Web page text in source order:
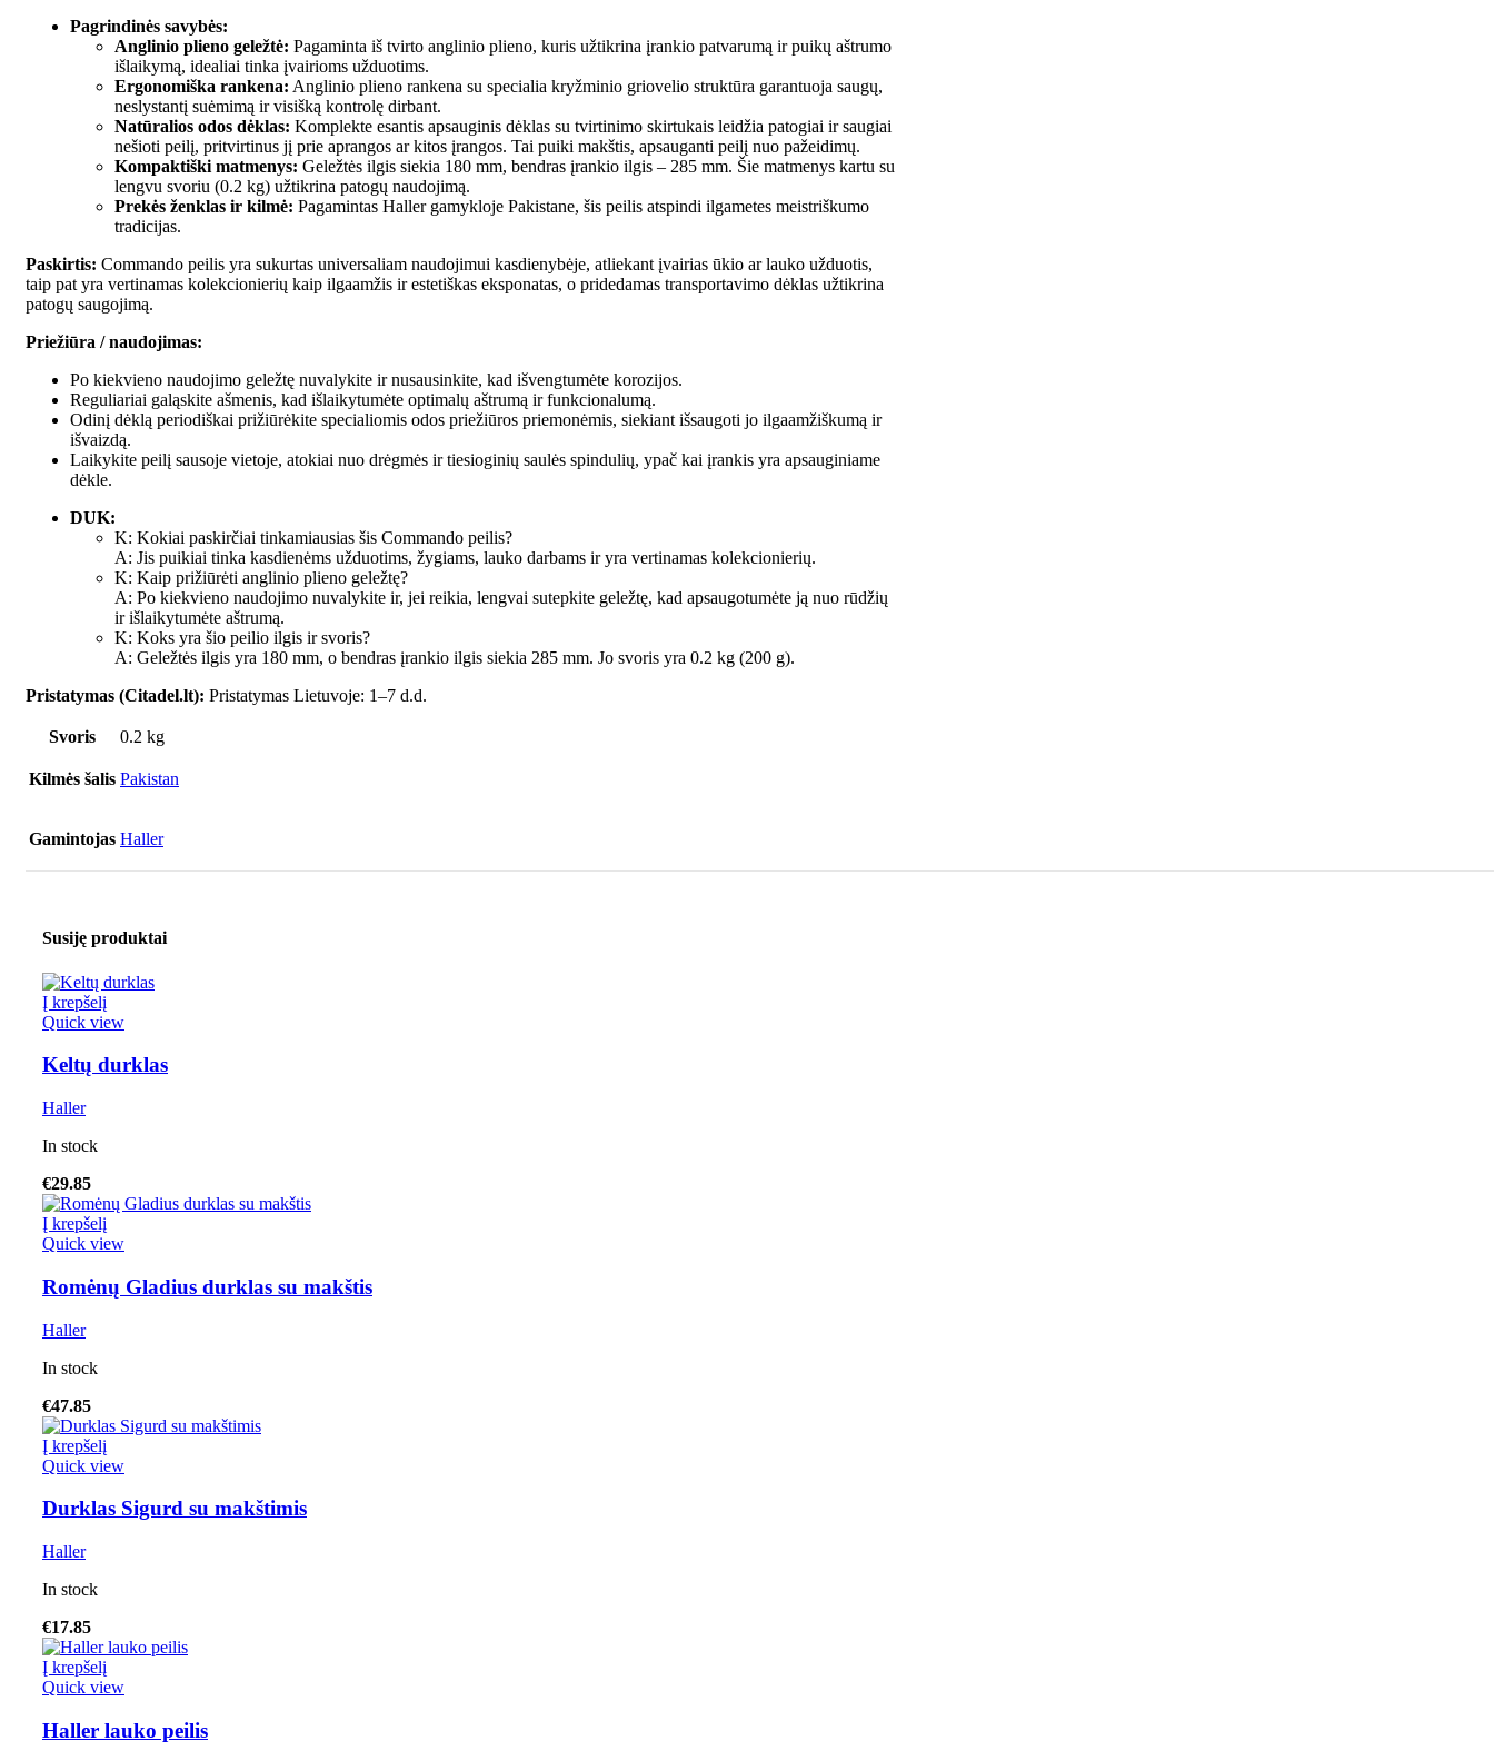
Pagrindinės savybės:
Anglinio plieno geležtė: Pagaminta iš tvirto anglinio plieno, kuris užtikrina įrankio patvarumą ir puikų aštrumo
išlaikymą, idealiai tinka įvairioms užduotims.
Ergonomiška rankena: Anglinio plieno rankena su specialia kryžminio griovelio struktūra garantuoja saugų,
neslystantį suėmimą ir visišką kontrolę dirbant.
Natūralios odos dėklas: Komplekte esantis apsauginis dėklas su tvirtinimo skirtukais leidžia patogiai ir saugiai
nešioti peilį, pritvirtinus jį prie aprangos ar kitos įrangos. Tai puiki makštis, apsauganti peilį nuo pažeidimų.
Kompaktiški matmenys: Geležtės ilgis siekia 180 mm, bendras įrankio ilgis – 285 mm. Šie matmenys kartu su
lengvu svoriu (0.2 kg) užtikrina patogų naudojimą.
Prekės ženklas ir kilmė: Pagamintas Haller gamykloje Pakistane, šis peilis atspindi ilgametes meistriškumo
tradicijas.
Paskirtis: Commando peilis yra sukurtas universaliam naudojimui kasdienybėje, atliekant įvairias ūkio ar lauko užduotis,
taip pat yra vertinamas kolekcionierių kaip ilgaamžis ir estetiškas eksponatas, o pridedamas transportavimo dėklas užtikrina
patogų saugojimą.
Priežiūra / naudojimas:
Po kiekvieno naudojimo geležtę nuvalykite ir nusausinkite, kad išvengtumėte korozijos.
Reguliariai galąskite ašmenis, kad išlaikytumėte optimalų aštrumą ir funkcionalumą.
Odinį dėklą periodiškai prižiūrėkite specialiomis odos priežiūros priemonėmis, siekiant išsaugoti jo ilgaamžiškumą ir
išvaizdą.
Laikykite peilį sausoje vietoje, atokiai nuo drėgmės ir tiesioginių saulės spindulių, ypač kai įrankis yra apsauginiame
dėkle.
DUK:
K: Kokiai paskirčiai tinkamiausias šis Commando peilis?
A: Jis puikiai tinka kasdienėms užduotims, žygiams, lauko darbams ir yra vertinamas kolekcionierių.
K: Kaip prižiūrėti anglinio plieno geležtę?
A: Po kiekvieno naudojimo nuvalykite ir, jei reikia, lengvai sutepkite geležtę, kad apsaugotumėte ją nuo rūdžių
ir išlaikytumėte aštrumą.
K: Koks yra šio peilio ilgis ir svoris?
A: Geležtės ilgis yra 180 mm, o bendras įrankio ilgis siekia 285 mm. Jo svoris yra 0.2 kg (200 g).
Pristatymas (Citadel.lt): Pristatymas Lietuvoje: 1–7 d.d.
Svoris 0.2 kg
Kilmės šalis Pakistan
Gamintojas Haller
Susiję produktai
Į krepšelį
Quick view
Keltų durklas
Haller
In stock
€29.85
Į krepšelį
Quick view
Romėnų Gladius durklas su makštis
Haller
In stock
€47.85
Į krepšelį
Quick view
Durklas Sigurd su makštimis
Haller
In stock
€17.85
Į krepšelį
Quick view
Haller lauko peilis